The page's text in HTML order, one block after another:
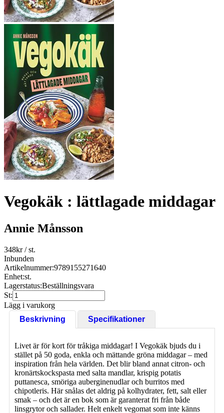
Vegokäk : lättlagade middagar
Annie Månsson
348kr/ st.
Inbunden
Artikelnummer:9789155271640
Enhet:st.
Lagerstatus:Beställningsvara
St:
Lägg i varukorg
Beskrivning
Specifikationer
Livet är för kort för tråkiga middagar! I Vegokäk bjuds du i
stället på 50 goda, enkla och mättande gröna middagar – med
inspiration från hela världen. Det blir bland annat citron- och
kronärtskockspasta med salta mandlar, krispig potatis
puttanesca, smöriga auberginenudlar och burritos med
chipotleris. Här snålas det aldrig på kolhydrater, fett, salt eller
smak – och det är en bok som är garanterat fri från både
linsgrytor och sallader. Helt enkelt vegomat som inte känns